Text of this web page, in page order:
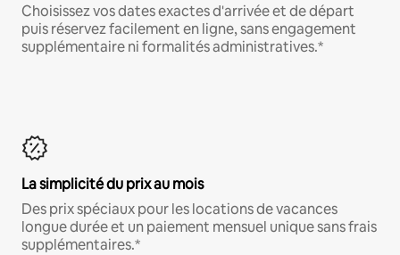
Choisissez vos dates exactes d'arrivée et de départ
puis réservez facilement en ligne, sans engagement
supplémentaire ni formalités administratives.*
La simplicité du prix au mois
Des prix spéciaux pour les locations de vacances
longue durée et un paiement mensuel unique sans frais
supplémentaires.*